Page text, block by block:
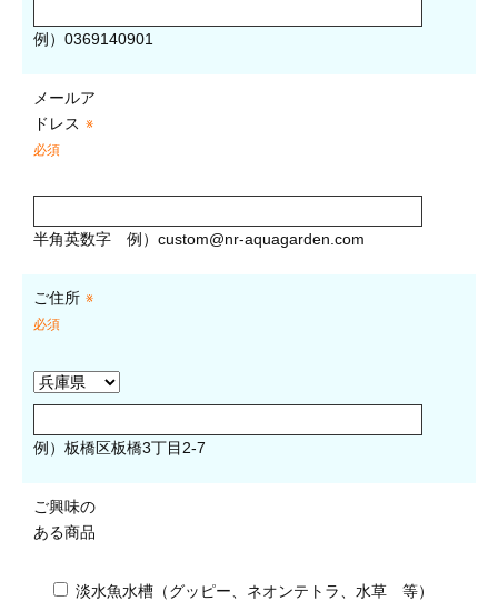
例）0369140901
メールア
ドレス ※
必須
半角英数字 例） custom@nr-aquagarden.com
ご住所 ※
必須
例）板橋区板橋3丁目2-7
ご興味の
ある商品
淡水魚水槽（グッピー、ネオンテトラ、水草 等）